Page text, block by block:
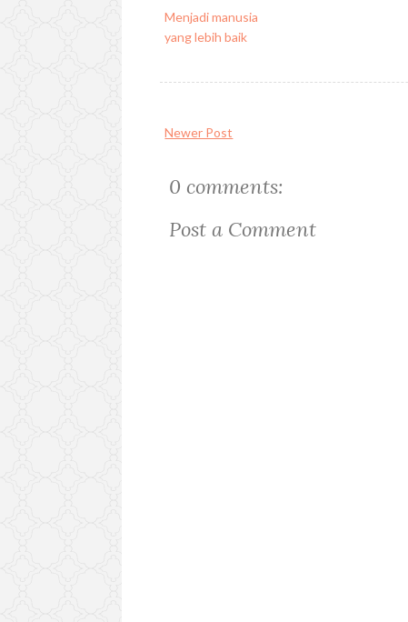
Menjadi manusia
yang lebih baik
Newer Post
0 comments:
Post a Comment